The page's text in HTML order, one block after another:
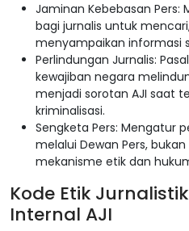
Jaminan Kebebasan Pers:
bagi jurnalis untuk
menyampaikan informasi
Perlindungan Jurnalis:
kewajiban negara
menjadi sorotan AJI saat
kriminalisasi.
Sengketa Pers: Mengatur
melalui Dewan Pers,
mekanisme etik dan
Kode Etik
Internal AJI